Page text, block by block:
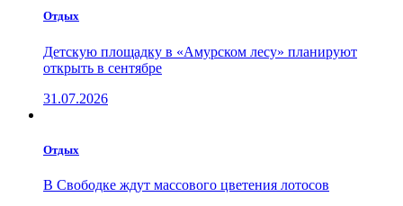
Отдых
Детскую площадку в «Амурском лесу» планируют
открыть в сентябре
31.07.2026
Отдых
В Свободке ждут массового цветения лотосов